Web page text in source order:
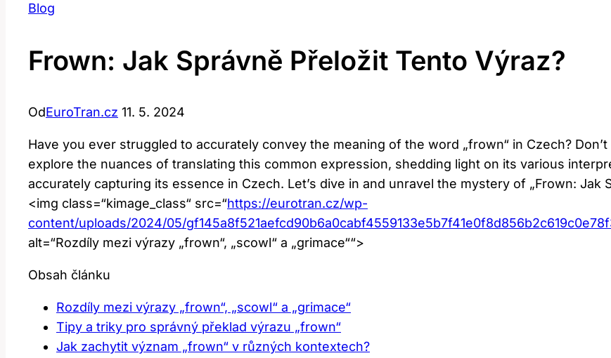
Blog
Frown: Jak Správně Přeložit Tento Výraz?
OdEuroTran.cz 11. 5. 2024
Have you ever struggled to accurately convey the meaning of the word „frown“ in Czech?
explore the nuances of translating this common expression, shedding light on its various
accurately capturing its essence in Czech. Let’s dive in and unravel the mystery of „Frown: Jak
<img class=“kimage_class“ src=“https://eurotran.cz/wp-
content/uploads/2024/05/
alt=“Rozdíly mezi výrazy „frown“, „scowl“ a „grimace““>
Obsah článku
Rozdíly mezi výrazy „frown“, „scowl“ a „grimace“
Tipy a triky pro správný překlad výrazu „frown“
Jak zachytit význam „frown“ v různých kontextech?